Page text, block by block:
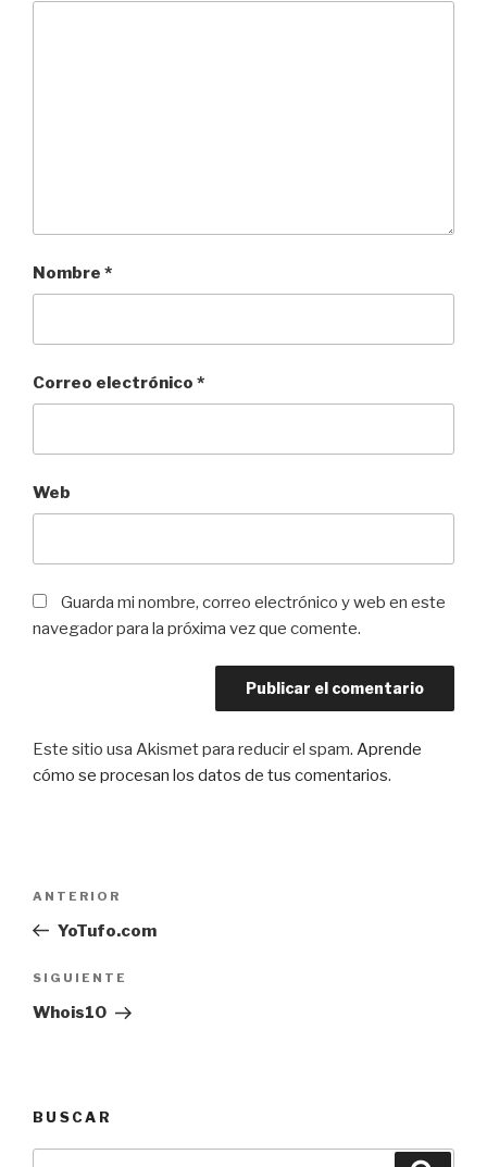
Nombre *
Correo electrónico *
Web
Guarda mi nombre, correo electrónico y web en este
navegador para la próxima vez que comente.
Este sitio usa Akismet para reducir el spam. Aprende
cómo se procesan los datos de tus comentarios.
entradas
Entrada
anterior:
ANTERIOR
YoTufo.com
Siguiente
entrada
SIGUIENTE
Whois10
BUSCAR